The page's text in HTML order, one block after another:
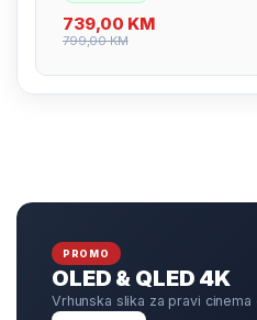
739,00 KM
799,00KM
PROMO
OLED & QLED 4K
Vrhunska slika za pravi